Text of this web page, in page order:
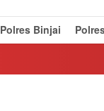
Polres Binjai